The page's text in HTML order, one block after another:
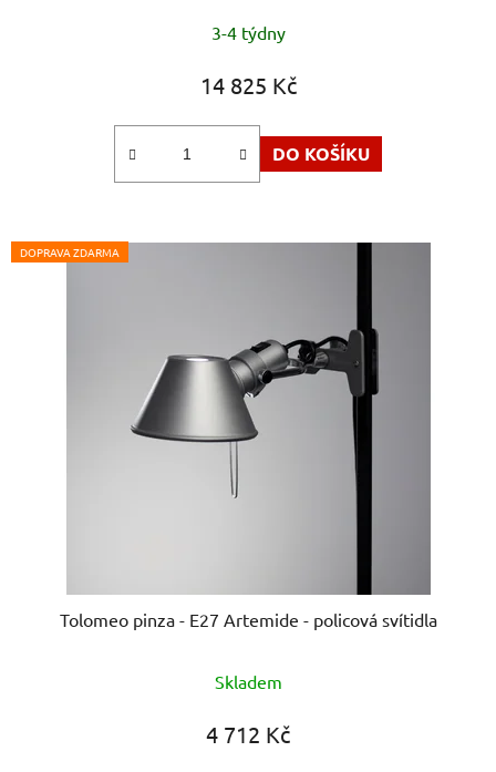
hodnocení
produktu
5,0
3-4 týdny
14 825 Kč
DO KOŠÍKU
DOPRAVA ZDARMA
Tolomeo pinza - E27 Artemide - policová svítidla
hodnocení
produktu
Skladem
4 712 Kč